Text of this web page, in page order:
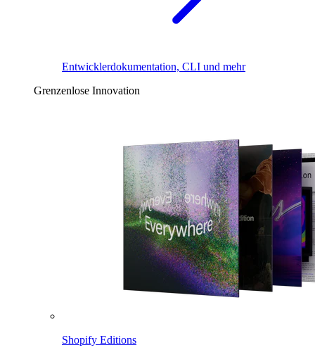
Entwicklerdokumentation, CLI und mehr
Grenzenlose Innovation
Shopify Editions